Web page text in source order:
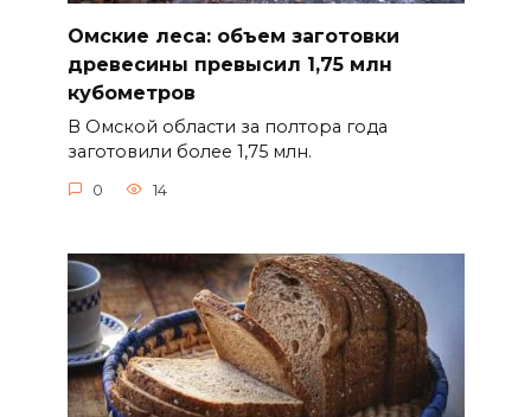
Омские леса: объем заготовки
древесины превысил 1,75 млн
кубометров
В Омской области за полтора года
заготовили более 1,75 млн.
0 14